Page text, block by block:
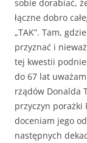
sobie dorabiać,
łączne dobro
„TAK”. Tam,
przyznać i
tej kwestii
do 67 lat
rządów Donalda
przyczyn porażki
doceniam jego
następnych